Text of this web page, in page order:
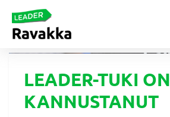
LEADER-TUKI ON
KANNUSTANUT